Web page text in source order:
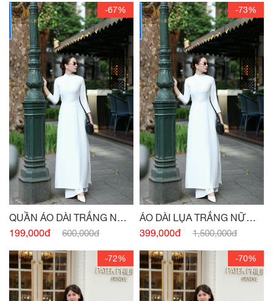
-67%
QUẦN ÁO DÀI TRẮNG NỮ
SINH
199,000đ 600,000đ
-73%
ÁO DÀI LỤA TRẮNG NỮ
SINH
399,000đ 1,500,000đ
-72% -70%